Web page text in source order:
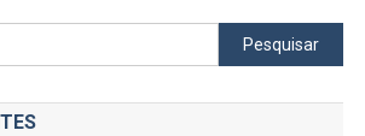
Pesquisar
por: